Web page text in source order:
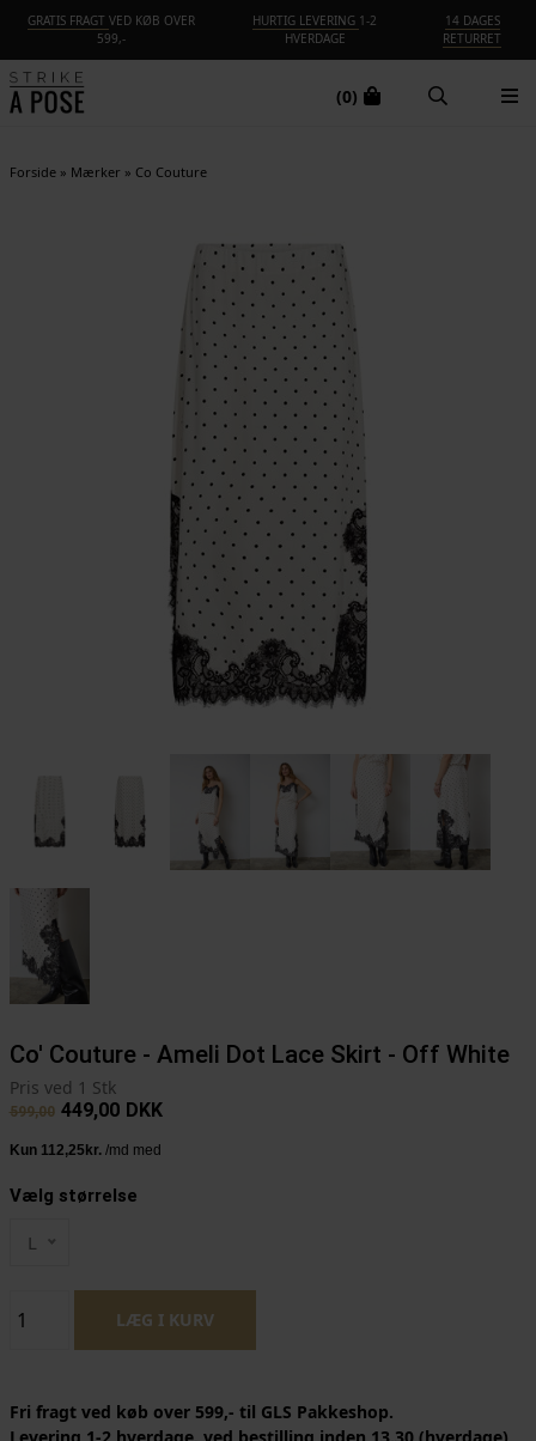
GRATIS FRAGT VED KØB OVER
599,-
HURTIG LEVERING 1-2
HVERDAGE
14 DAGES
RETURRET
(0)
Forside» Mærker » Co Couture
Co' Couture - Ameli Dot Lace Skirt - Off White
Pris ved 1 Stk
599,00 449,00 DKK
Vælg størrelse
L
Fri fragt ved køb over 599,- til GLS Pakkeshop.
Levering 1-2 hverdage, ved bestilling inden 13.30 (hverdage)